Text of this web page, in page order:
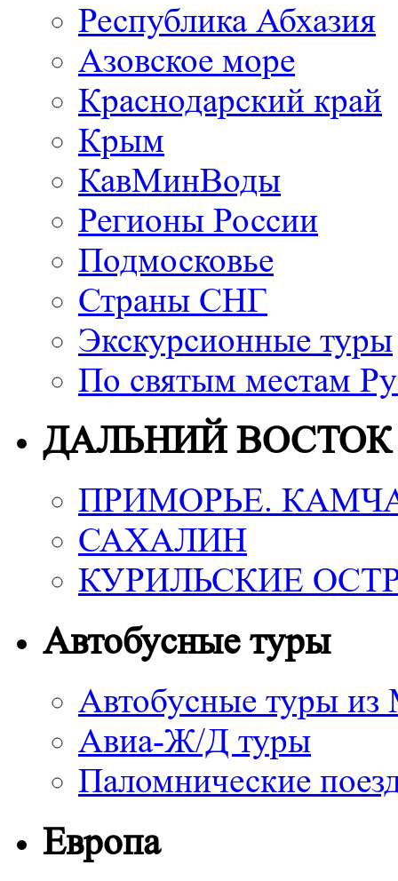
Республика Абхазия
Азовское море
Краснодарский край
Крым
КавМинВоды
Регионы России
Подмосковье
Страны СНГ
Экскурсионные туры
По святым местам
ДАЛЬНИЙ ВОСТОК
ПРИМОРЬЕ.
САХАЛИН
КУРИЛЬСКИЕ
Автобусные туры
Автобусные туры
Авиа-Ж/Д туры
Паломнические
Европа